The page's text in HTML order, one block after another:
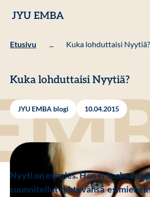
sisältöön
JYU EMBA
Etusivu ... Kuka lohduttaisi Nyytiä?
Kuka lohduttaisi Nyytiä?
JYU EMBA blogi 10.04.2015
Nyyti on esimies. Hän ei koskaan
suunnitellut ryhtyvänsä